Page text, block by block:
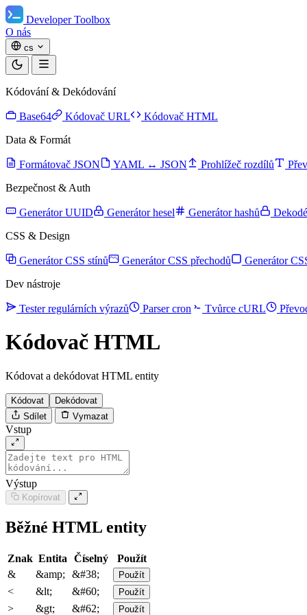
Developer Toolbox
O nás
cs
Kódování & Dekódování
Base64 Kódovač URL
Kódovač HTML
Data & Formát
Formátovač JSON YAML ↔ JSON Prohlížeč rozdílů
Bezpečnost & Auth
Generátor UUID Generátor hesel Generátor hashů
CSS & Design
Generátor CSS stínů Generátor CSS přechodů
Generátor
Dev nástroje
Tester regulárních výrazů Parser cron Tvůrce cURL
Kódovač HTML
Kódovat a dekódovat HTML entity
Kódovat
Dekódovat
Sdílet
Vymazat
Vstup
Výstup
Kopírovat
Běžné HTML entity
Znak Entita Číselný
Použít
&
&amp; &#38; Použít
< &lt; &#60; Použít
> &gt; &#62; Použít